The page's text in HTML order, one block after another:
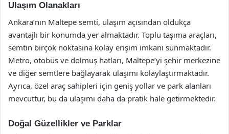
Ulaşım Olanakları
Ankara’nın Maltepe semti, ulaşım açısından oldukça
avantajlı bir konumda yer almaktadır. Toplu taşıma araçları,
semtin birçok noktasına kolay erişim imkanı sunmaktadır.
Metro, otobüs ve dolmuş hatları, Maltepe’yi şehir merkezine
ve diğer semtlere bağlayarak ulaşımı kolaylaştırmaktadır.
Ayrıca, özel araç sahipleri için geniş yollar ve park alanları
mevcuttur, bu da ulaşımı daha da pratik hale getirmektedir.
Doğal Güzellikler ve Parklar